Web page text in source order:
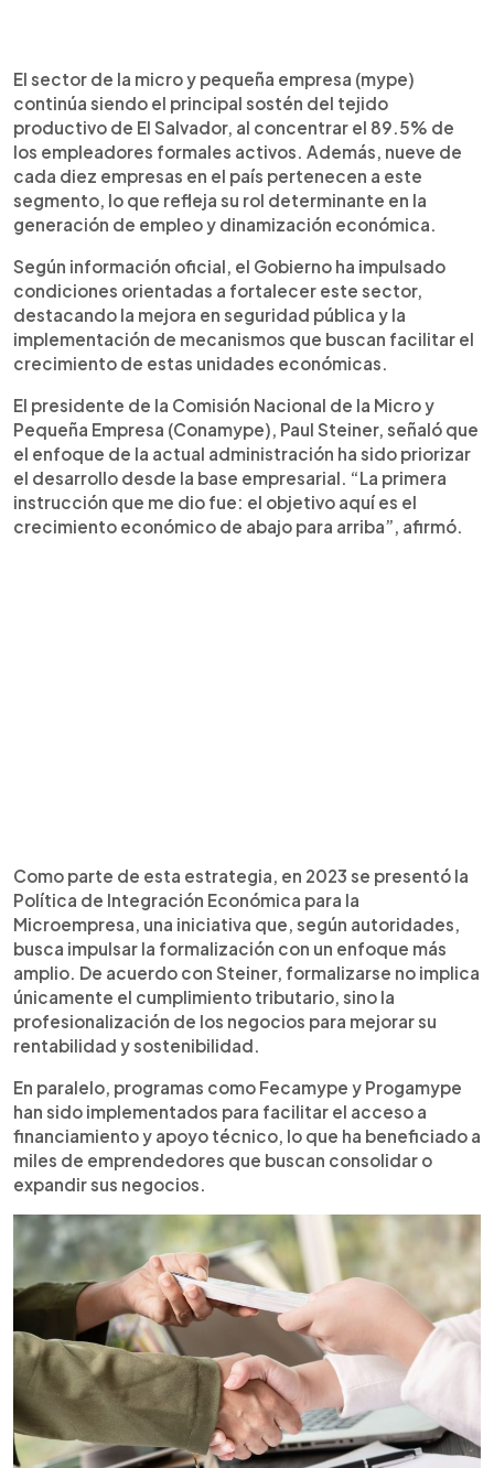
► Escuchar artículo
Las micro y pequeñas empresas (mipymes)
concentran el 89.5% de los empleadores
formales activos en El Salvador y representan
nueve de cada diez negocios en el país. Este
segmento se mantiene como el principal motor
del empleo y dinamismo económico. Según
autoridades, políticas públicas enfocadas en
seguridad, financiamiento y simplificación de
trámites han favorecido su crecimiento.
Programas como Fecamype y Progamype, junto
con la implementación de Sociedades por
Acciones Simplificadas (SAS), han facilitado la
formalización y expansión. Además, iniciativas de
capacitación buscan mejorar la sostenibilidad de
estos negocios y fortalecer su aporte a la
economía nacional.
El sector de la micro y pequeña empresa (mype)
continúa siendo el principal sostén del tejido
productivo de El Salvador, al concentrar el 89.5% de
los empleadores formales activos. Además, nueve de
cada diez empresas en el país pertenecen a este
segmento, lo que refleja su rol determinante en la
generación de empleo y dinamización económica.
Según información oficial, el Gobierno ha impulsado
condiciones orientadas a fortalecer este sector,
destacando la mejora en seguridad pública y la
implementación de mecanismos que buscan facilitar el
crecimiento de estas unidades económicas.
El presidente de la Comisión Nacional de la Micro y
Pequeña Empresa (Conamype), Paul Steiner, señaló que
el enfoque de la actual administración ha sido priorizar
el desarrollo desde la base empresarial. “La primera
instrucción que me dio fue: el objetivo aquí es el
crecimiento económico de abajo para arriba”, afirmó.
Como parte de esta estrategia, en 2023 se presentó la
Política de Integración Económica para la
Microempresa, una iniciativa que, según autoridades,
busca impulsar la formalización con un enfoque más
amplio. De acuerdo con Steiner, formalizarse no implica
únicamente el cumplimiento tributario, sino la
profesionalización de los negocios para mejorar su
rentabilidad y sostenibilidad.
En paralelo, programas como Fecamype y Progamype
han sido implementados para facilitar el acceso a
financiamiento y apoyo técnico, lo que ha beneficiado a
miles de emprendedores que buscan consolidar o
expandir sus negocios.